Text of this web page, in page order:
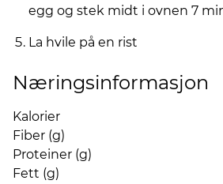
egg og stek midt i ovnen 7
La hvile på en rist
Næringsinformasjon
Kalorier
Fiber (g)
Proteiner (g)
Fett (g)